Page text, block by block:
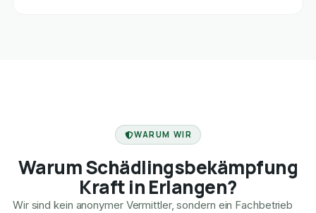
WARUM WIR
Warum Schädlingsbekämpfung
Kraft in Erlangen?
Wir sind kein anonymer Vermittler, sondern ein Fachbetrieb